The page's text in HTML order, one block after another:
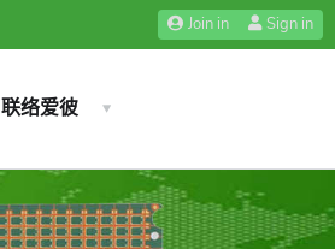
Join in Sign in
联络爱彼